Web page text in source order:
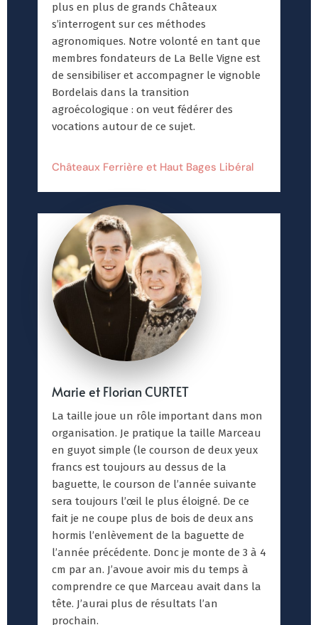
plus en plus de grands Châteaux
s’interrogent sur ces méthodes
agronomiques. Notre volonté en tant que
membres fondateurs de La Belle Vigne est
de sensibiliser et accompagner le vignoble
Bordelais dans la transition
agroécologique : on veut fédérer des
vocations autour de ce sujet.
Châteaux Ferrière et Haut Bages Libéral
Marie et Florian CURTET
La taille joue un rôle important dans mon
organisation. Je pratique la taille Marceau
en guyot simple (le courson de deux yeux
francs est toujours au dessus de la
baguette, le courson de l’année suivante
sera toujours l’œil le plus éloigné. De ce
fait je ne coupe plus de bois de deux ans
hormis l’enlèvement de la baguette de
l’année précédente. Donc je monte de 3 à 4
cm par an. J’avoue avoir mis du temps à
comprendre ce que Marceau avait dans la
tête. J’aurai plus de résultats l’an
prochain.